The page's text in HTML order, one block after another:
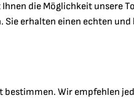
die Möglichkeit unsere
erhalten einen echten
Wir empfehlen